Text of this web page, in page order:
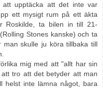
att upptäcka att det inte var
ett mysigt rum på ett äkta
Roskilde, ta bilen in till 21-
Stones kanske) och ta
skulle ju köra tillbaka till
mig med att "allt har sin
tro att det betyder att man
helst inte lämna något, bara